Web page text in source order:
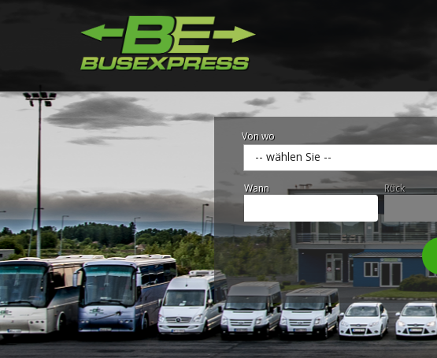
Von wo
-- wählen Sie --
Wann
Rück